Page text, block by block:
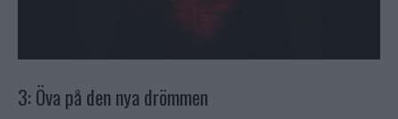
3: Öva på den nya drömmen